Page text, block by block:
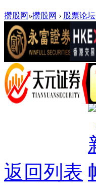
攒股网 »攒股网 › 股票论坛
返回列表